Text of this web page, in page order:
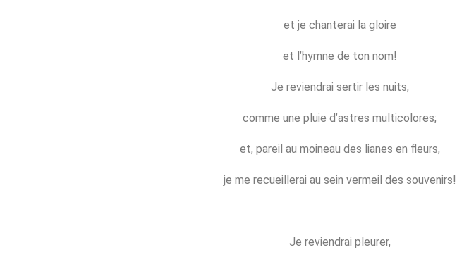
et je chanterai la gloire
et l’hymne de ton nom!
Je reviendrai sertir les nuits,
comme une pluie d’astres multicolores;
et, pareil au moineau des lianes en fleurs,
je me recueillerai au sein vermeil des souvenirs!
Je reviendrai pleurer,